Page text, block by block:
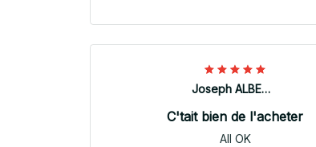
Joseph ALBERTINI
C'tait bien de l'acheter
All OK